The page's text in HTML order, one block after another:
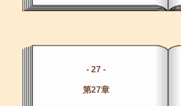
- 27 -
第27章